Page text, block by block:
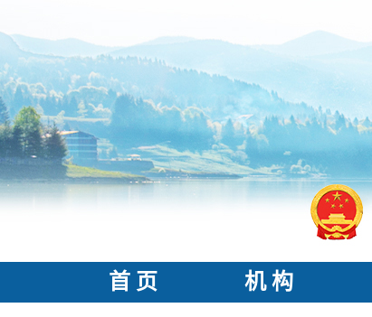
首 页 机 构